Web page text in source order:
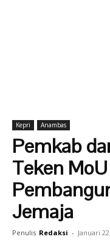
Kepri Anambas
Pemkab
Teken
Jemaja
Penulis Redaksi - Januari